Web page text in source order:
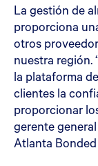
La gestión de
proporciona
otros
nuestra región.
la plataforma
clientes la
proporcionar
gerente
Atlanta